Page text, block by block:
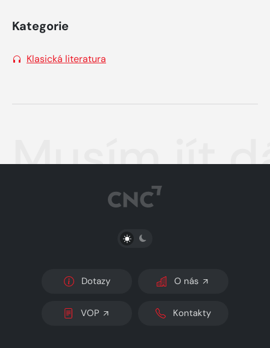
Kategorie
Klasická literatura
Musím jít
PŘEPNOUT SVĚTLÝ/TMAVÝ REŽIM
Dotazy O nás
VOP Kontakty